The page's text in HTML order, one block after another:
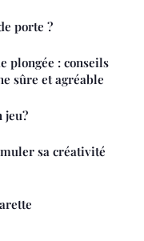
porte ?
plongée : conseils
sûre et agréable
jeu?
sa créativité